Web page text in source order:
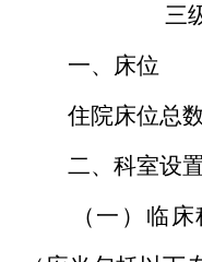
三
一、床位
住院床位总数
二、科室设
（一）临床